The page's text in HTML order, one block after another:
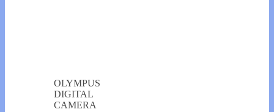
OLYMPUS
DIGITAL
CAMERA